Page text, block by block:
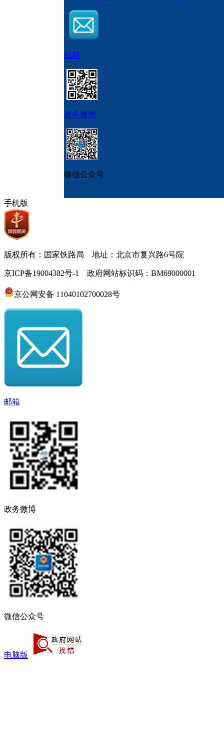
邮箱
政务微博
微信公众号
手机版
版权所有：国家铁路局 地址：北京市复兴路6号院
京ICP备19004382号-1 政府网站标识码：BM69000001
京公网安备 11040102700028号
邮箱
政务微博
微信公众号
电脑版